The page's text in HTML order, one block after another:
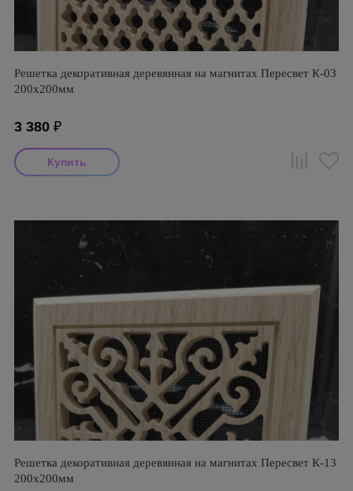
Решетка декоративная деревянная на магнитах Пересвет К-03
200х200мм
3 380 ₽
Решетка декоративная деревянная на магнитах Пересвет К-13
200х200мм